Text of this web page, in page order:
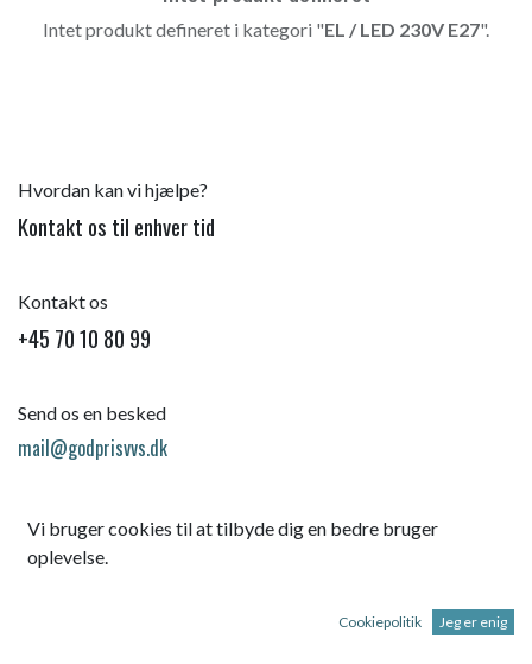
Intet produkt defineret i kategori "EL / LED 230V E27".
Hvordan kan vi hjælpe?
Kontakt os til enhver tid
Kontakt os
+45 70 10 80 99
Send os en besked
mail@godprisvvs.dk
Startside
Vi bruger cookies til at tilbyde dig en bedre bruger
oplevelse.
Cookiepolitik Jeg er enig